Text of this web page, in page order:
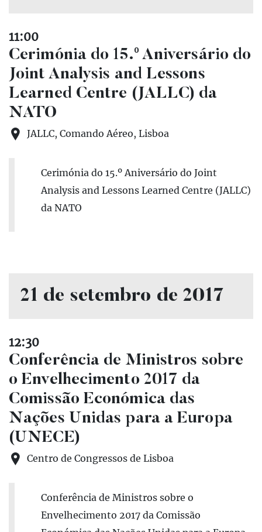
11:00
Cerimónia do 15.º Aniversário do
Joint Analysis and Lessons
Learned Centre (JALLC) da
NATO
JALLC, Comando Aéreo, Lisboa
Cerimónia do 15.º Aniversário do Joint
Analysis and Lessons Learned Centre (JALLC)
da NATO
21 de setembro de 2017
12:30
Conferência de Ministros sobre
o Envelhecimento 2017 da
Comissão Económica das
Nações Unidas para a Europa
(UNECE)
Centro de Congressos de Lisboa
Conferência de Ministros sobre o
Envelhecimento 2017 da Comissão